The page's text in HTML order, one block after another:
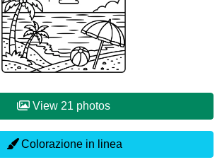
View 21 photos
Colorazione in linea